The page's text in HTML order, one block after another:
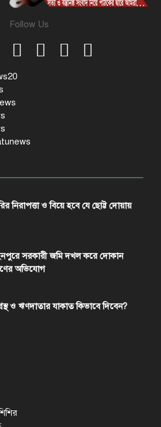
Follow Us
নিরাপত্তা ও বিয়ে হবে যে ছোট্ট দোয়ায়
সরকারী জমি দখল করে দোকান
অভিযোগ
ও ঋণদাতার যাকাত কিভাবে দিবেন?